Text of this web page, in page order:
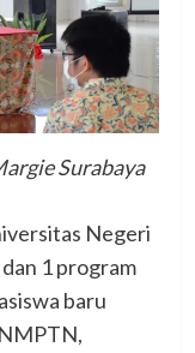
Surabaya
Negeri
1 program
baru